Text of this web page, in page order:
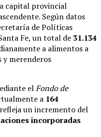
capital provincial
Según datos
de Políticas
Fe, un total de 31.134
a alimentos a
y merenderos
elFondo de
a 164
un incremento del
incorporadas